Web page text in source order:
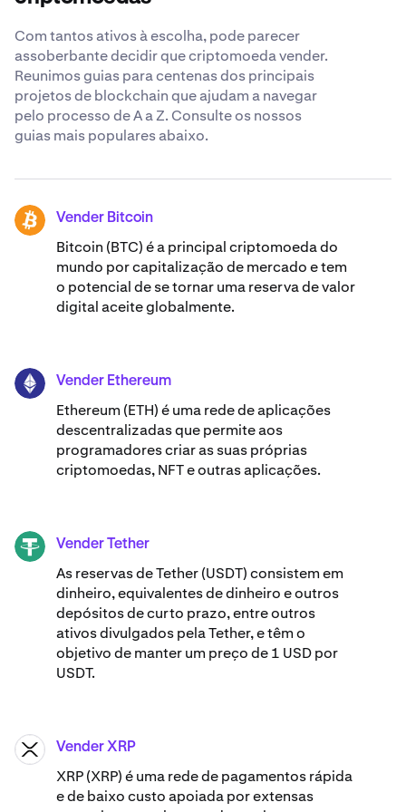
venda de Mask Network.
Com tantos ativos à escolha, pode parecer
assoberbante decidir que criptomoeda vender.
Reunimos guias para centenas dos principais
projetos de blockchain que ajudam a navegar
pelo processo de A a Z. Consulte os nossos
guias mais populares abaixo.
BTC Vender Bitcoin
Bitcoin (BTC) é a principal criptomoeda do
mundo por capitalização de mercado e tem
o potencial de se tornar uma reserva de valor
digital aceite globalmente.
ETH Vender Ethereum
Ethereum (ETH) é uma rede de aplicações
descentralizadas que permite aos
programadores criar as suas próprias
criptomoedas, NFT e outras aplicações.
USDT Vender Tether
As reservas de Tether (USDT) consistem em
dinheiro, equivalentes de dinheiro e outros
depósitos de curto prazo, entre outros
ativos divulgados pela Tether, e têm o
objetivo de manter um preço de 1 USD por
USDT.
XRP Vender XRP
XRP (XRP) é uma rede de pagamentos rápida
e de baixo custo apoiada por extensas